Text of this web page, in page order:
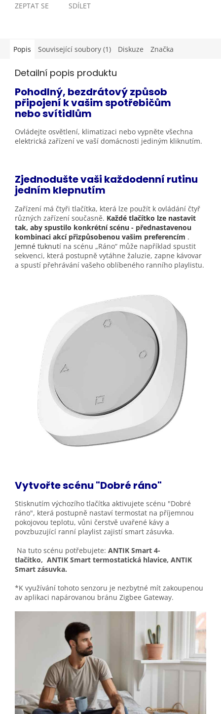
ZEPTAT SE SDÍLET
Popis Související soubory (1) Diskuze Značka
Detailní popis produktu
Pohodlný, bezdrátový způsob
připojení k vašim spotřebičům
nebosvítidlům
Ovládejte osvětlení, klimatizaci nebo vypněte všechna
elektrická zařízení ve vaší domácnosti jediným kliknutím.
Zjednodušte vaši každodenní rutinu
jedním klepnutím
Zařízení má čtyři tlačítka, která lze použít k ovládání čtyř
různých zařízení současně. Každé tlačítko lze nastavit
tak, aby spustilo konkrétní scénu - přednastavenou
kombinaci akcí přizpůsobenou vašim preferencím .
Jemné ťuknutí na scénu „Ráno“ může například spustit
sekvenci, která postupně vytáhne žaluzie, zapne kávovar
a spustí přehrávání vašeho oblíbeného ranního playlistu.
Vytvořte scénu "Dobré ráno"
Stisknutím výchozího tlačítka aktivujete scénu "Dobré
ráno", která postupně nastaví termostat na příjemnou
pokojovou teplotu, vůni čerstvě uvařené kávy a
povzbuzující ranní playlist zajistí smart zásuvka.
Na tuto scénu potřebujete: ANTIK Smart 4-
tlačítko, ANTIK Smart termostatická hlavice, ANTIK
Smart zásuvka.
*K využívání tohoto senzoru je nezbytné mít zakoupenou
av aplikaci napárovanou bránu Zigbee Gateway.